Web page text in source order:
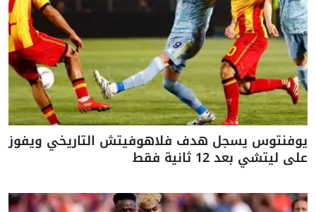
يوفنتوس يسجل هدف فلاهوفيتش التاريخي ويفوز
على ليتشي بعد 12 ثانية فقط